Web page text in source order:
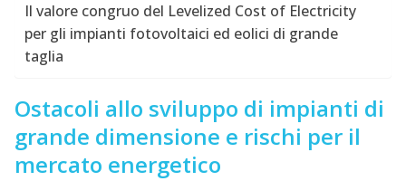
Il valore congruo del Levelized Cost of Electricity
per gli impianti fotovoltaici ed eolici di grande
taglia
Ostacoli allo sviluppo di impianti di
grande dimensione e rischi per il
mercato energetico